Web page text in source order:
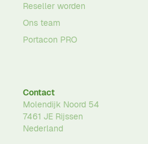
Reseller worden
Ons team
Portacon PRO
Contact
Molendijk Noord 54
7461 JE Rijssen
Nederland